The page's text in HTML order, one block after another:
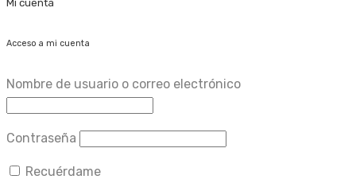
Mi cuenta
Acceso a mi cuenta
Nombre de usuario o correo electrónico
Contraseña
Recuérdame